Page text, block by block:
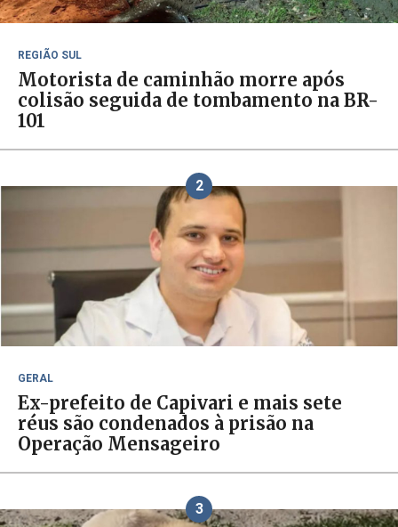
REGIÃO SUL
Motorista de caminhão morre após
colisão seguida de tombamento na BR-
101
2
GERAL
Ex-prefeito de Capivari e mais sete
réus são condenados à prisão na
Operação Mensageiro
3